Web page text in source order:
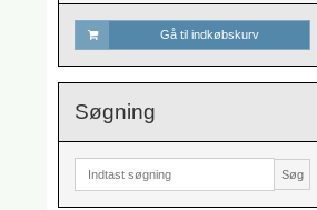
Gå til indkøbskurv
Søgning
Søg